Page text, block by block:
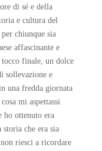
di sé e della
e cultura del
chiunque sia
affascinante e
finale, un dolce
sollevazione e
una fredda giornata
mi aspettassi
ho ottenuto era
storia che era sia
riesci a ricordare